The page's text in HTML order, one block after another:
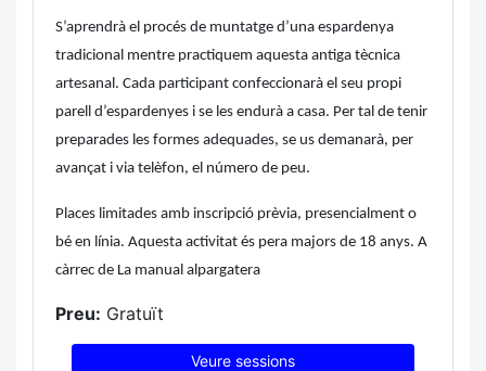
S’aprendrà el procés de muntatge d’una espardenya
tradicional mentre practiquem aquesta antiga tècnica
artesanal. Cada participant confeccionarà el seu propi
parell d’espardenyes i se les endurà a casa. Per tal de tenir
preparades les formes adequades, se us demanarà, per
avançat i via telèfon, el número de peu.
Places limitades amb inscripció prèvia, presencialment o
bé en línia. Aquesta activitat és pera majors de 18 anys. A
càrrec de La manual alpargatera
Preu: Gratuït
Veure sessions